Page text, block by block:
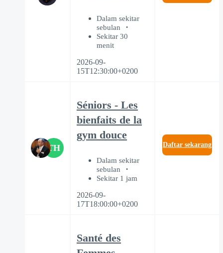
Dalam sekitar
sebulan
Sekitar 30
menit
2026-09-
15T12:30:00+0200
TH
Séniors - Les
bienfaits de la
gym douce
Dalam sekitar
sebulan
Sekitar 1 jam
2026-09-
17T18:00:00+0200
Daftar sekarang
Santé des